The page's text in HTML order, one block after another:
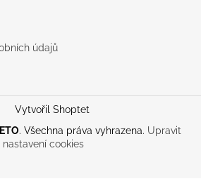
údajů
Vytvořil Shoptet
. Všechna práva vyhrazena. Upravit
nastavení cookies